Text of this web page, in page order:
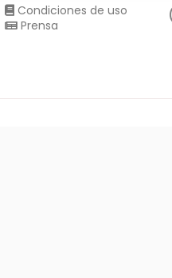
Condiciones de uso
Prensa